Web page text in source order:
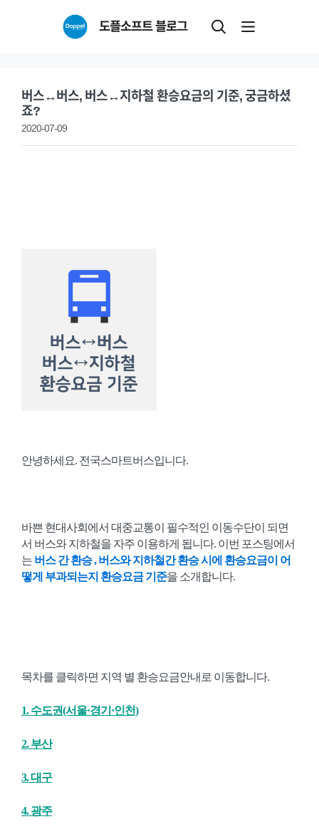
도플소프트 블로그
버스↔버스, 버스↔지하철 환승요금의 기준, 궁금하셨
죠?
2020-07-09
안녕하세요. 전국스마트버스입니다.
바쁜 현대사회에서 대중교통이 필수적인 이동수단이 되면
서 버스와 지하철을 자주 이용하게 됩니다. 이번 포스팅에서
는 버스 간 환승 , 버스와 지하철간 환승 시에 환승요금이 어
떻게 부과되는지 환승요금 기준을 소개합니다.
목차를 클릭하면 지역 별 환승요금안내로 이동합니다.
1. 수도권(서울·경기·인천)
2. 부산
3. 대구
4. 광주